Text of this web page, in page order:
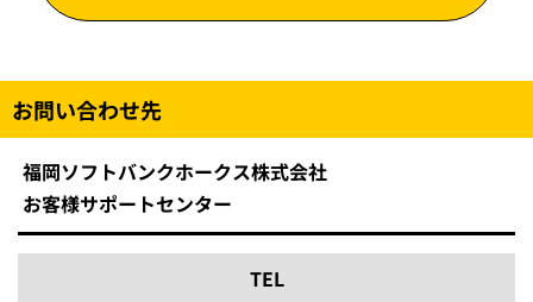
お問い合わせ先
福岡ソフトバンクホークス株式会社
お客様サポートセンター
TEL